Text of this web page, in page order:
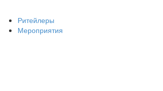
Ритейлеры
Мероприятия